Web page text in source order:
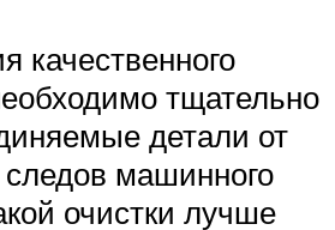
качественного
тщательно
детали от
машинного
очистки лучше